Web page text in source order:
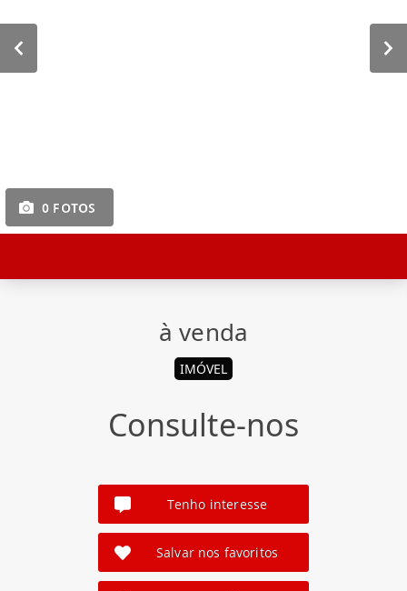
0 FOTOS
à venda
IMÓVEL
Consulte-nos
Tenho interesse
Salvar nos favoritos